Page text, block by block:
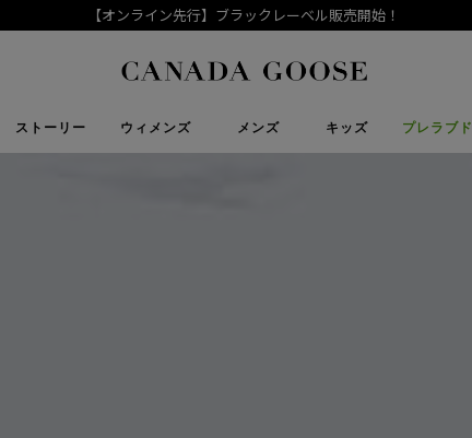
【Goose Style】Vol.19～ 標高が変われば、見える世界も変わる
Canada Goose
ストーリー ウィメンズ メンズ キッズ プレラブド